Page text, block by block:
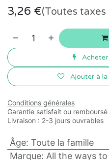
3,26 €(Toutes taxes
Ajouter à
Conditions générales
Garantie satisfait ou
Livraison : 2-3 jours ouvrables
Âge: Toute la famille
Marque: All the ways to